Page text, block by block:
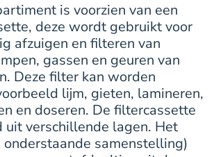
is voorzien van een
deze wordt gebruikt voor
afzuigen en filteren van
gassen en geuren van
Deze filter kan worden
lijm, gieten, lamineren,
en doseren. De filtercassette
uit verschillende lagen. Het
samenstelling)